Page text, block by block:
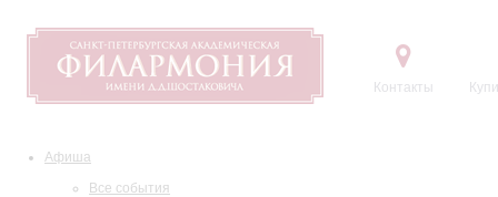
Контакты
Афиша
Все события